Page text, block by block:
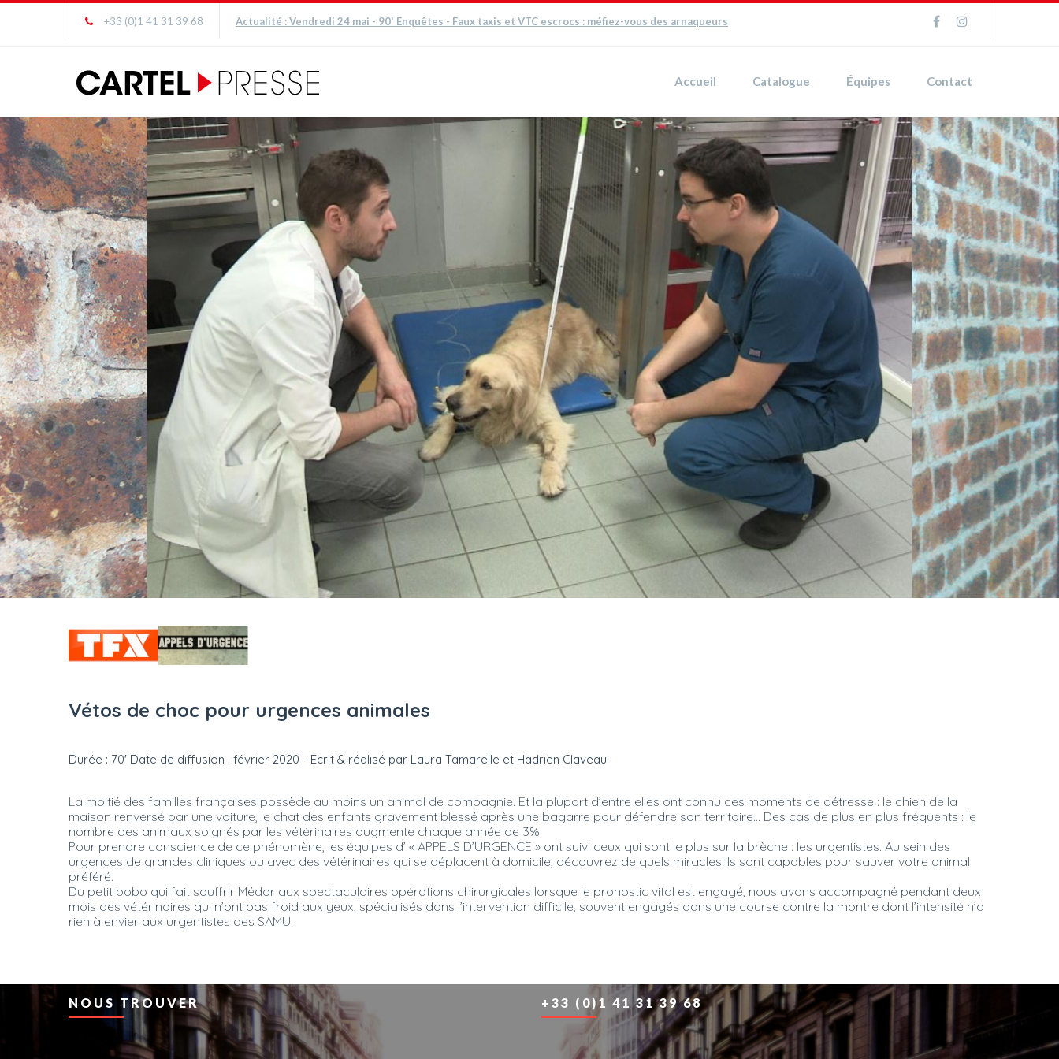
+33 (0)1 41 31 39 68 Actualité : Vendredi 24 mai - 90' Enquêtes - Faux taxis et VTC escrocs : méfiez-vous des arnaqueurs
Accueil Catalogue Équipes Contact
Vétos de choc pour urgences animales
Durée : 70' Date de diffusion : février 2020 - Ecrit & réalisé par Laura Tamarelle et Hadrien Claveau
La moitié des familles françaises possède au moins un animal de compagnie. Et la plupart d’entre elles ont connu ces moments de détresse : le chien de la
maison renversé par une voiture, le chat des enfants gravement blessé après une bagarre pour défendre son territoire... Des cas de plus en plus fréquents : le
nombre des animaux soignés par les vétérinaires augmente chaque année de 3%.
Pour prendre conscience de ce phénomène, les équipes d’ « APPELS D’URGENCE » ont suivi ceux qui sont le plus sur la brèche : les urgentistes. Au sein des
urgences de grandes cliniques ou avec des vétérinaires qui se déplacent à domicile, découvrez de quels miracles ils sont capables pour sauver votre animal
préféré.
Du petit bobo qui fait souffrir Médor aux spectaculaires opérations chirurgicales lorsque le pronostic vital est engagé, nous avons accompagné pendant deux
mois des vétérinaires qui n’ont pas froid aux yeux, spécialisés dans l’intervention difficile, souvent engagés dans une course contre la montre dont l’intensité n’a
rien à envier aux urgentistes des SAMU.
NOUS TROUVER +33 (0)1 41 31 39 68